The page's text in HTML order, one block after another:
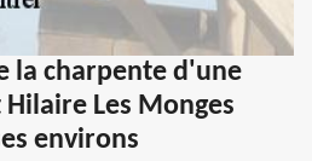
la charpente d'une
Les Monges
environs